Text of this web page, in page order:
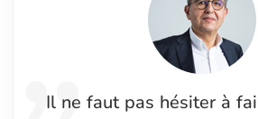
Il ne faut pas hésiter à